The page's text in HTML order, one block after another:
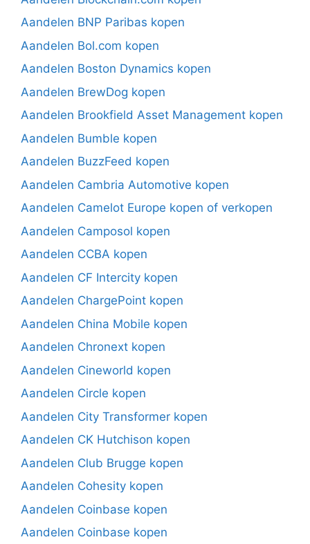
Aandelen BNP Paribas kopen
Aandelen Bol.com kopen
Aandelen Boston Dynamics kopen
Aandelen BrewDog kopen
Aandelen Brookfield Asset Management kopen
Aandelen Bumble kopen
Aandelen BuzzFeed kopen
Aandelen Cambria Automotive kopen
Aandelen Camelot Europe kopen of verkopen
Aandelen Camposol kopen
Aandelen CCBA kopen
Aandelen CF Intercity kopen
Aandelen ChargePoint kopen
Aandelen China Mobile kopen
Aandelen Chronext kopen
Aandelen Cineworld kopen
Aandelen Circle kopen
Aandelen City Transformer kopen
Aandelen CK Hutchison kopen
Aandelen Club Brugge kopen
Aandelen Cohesity kopen
Aandelen Coinbase kopen
Aandelen Coinbase kopen